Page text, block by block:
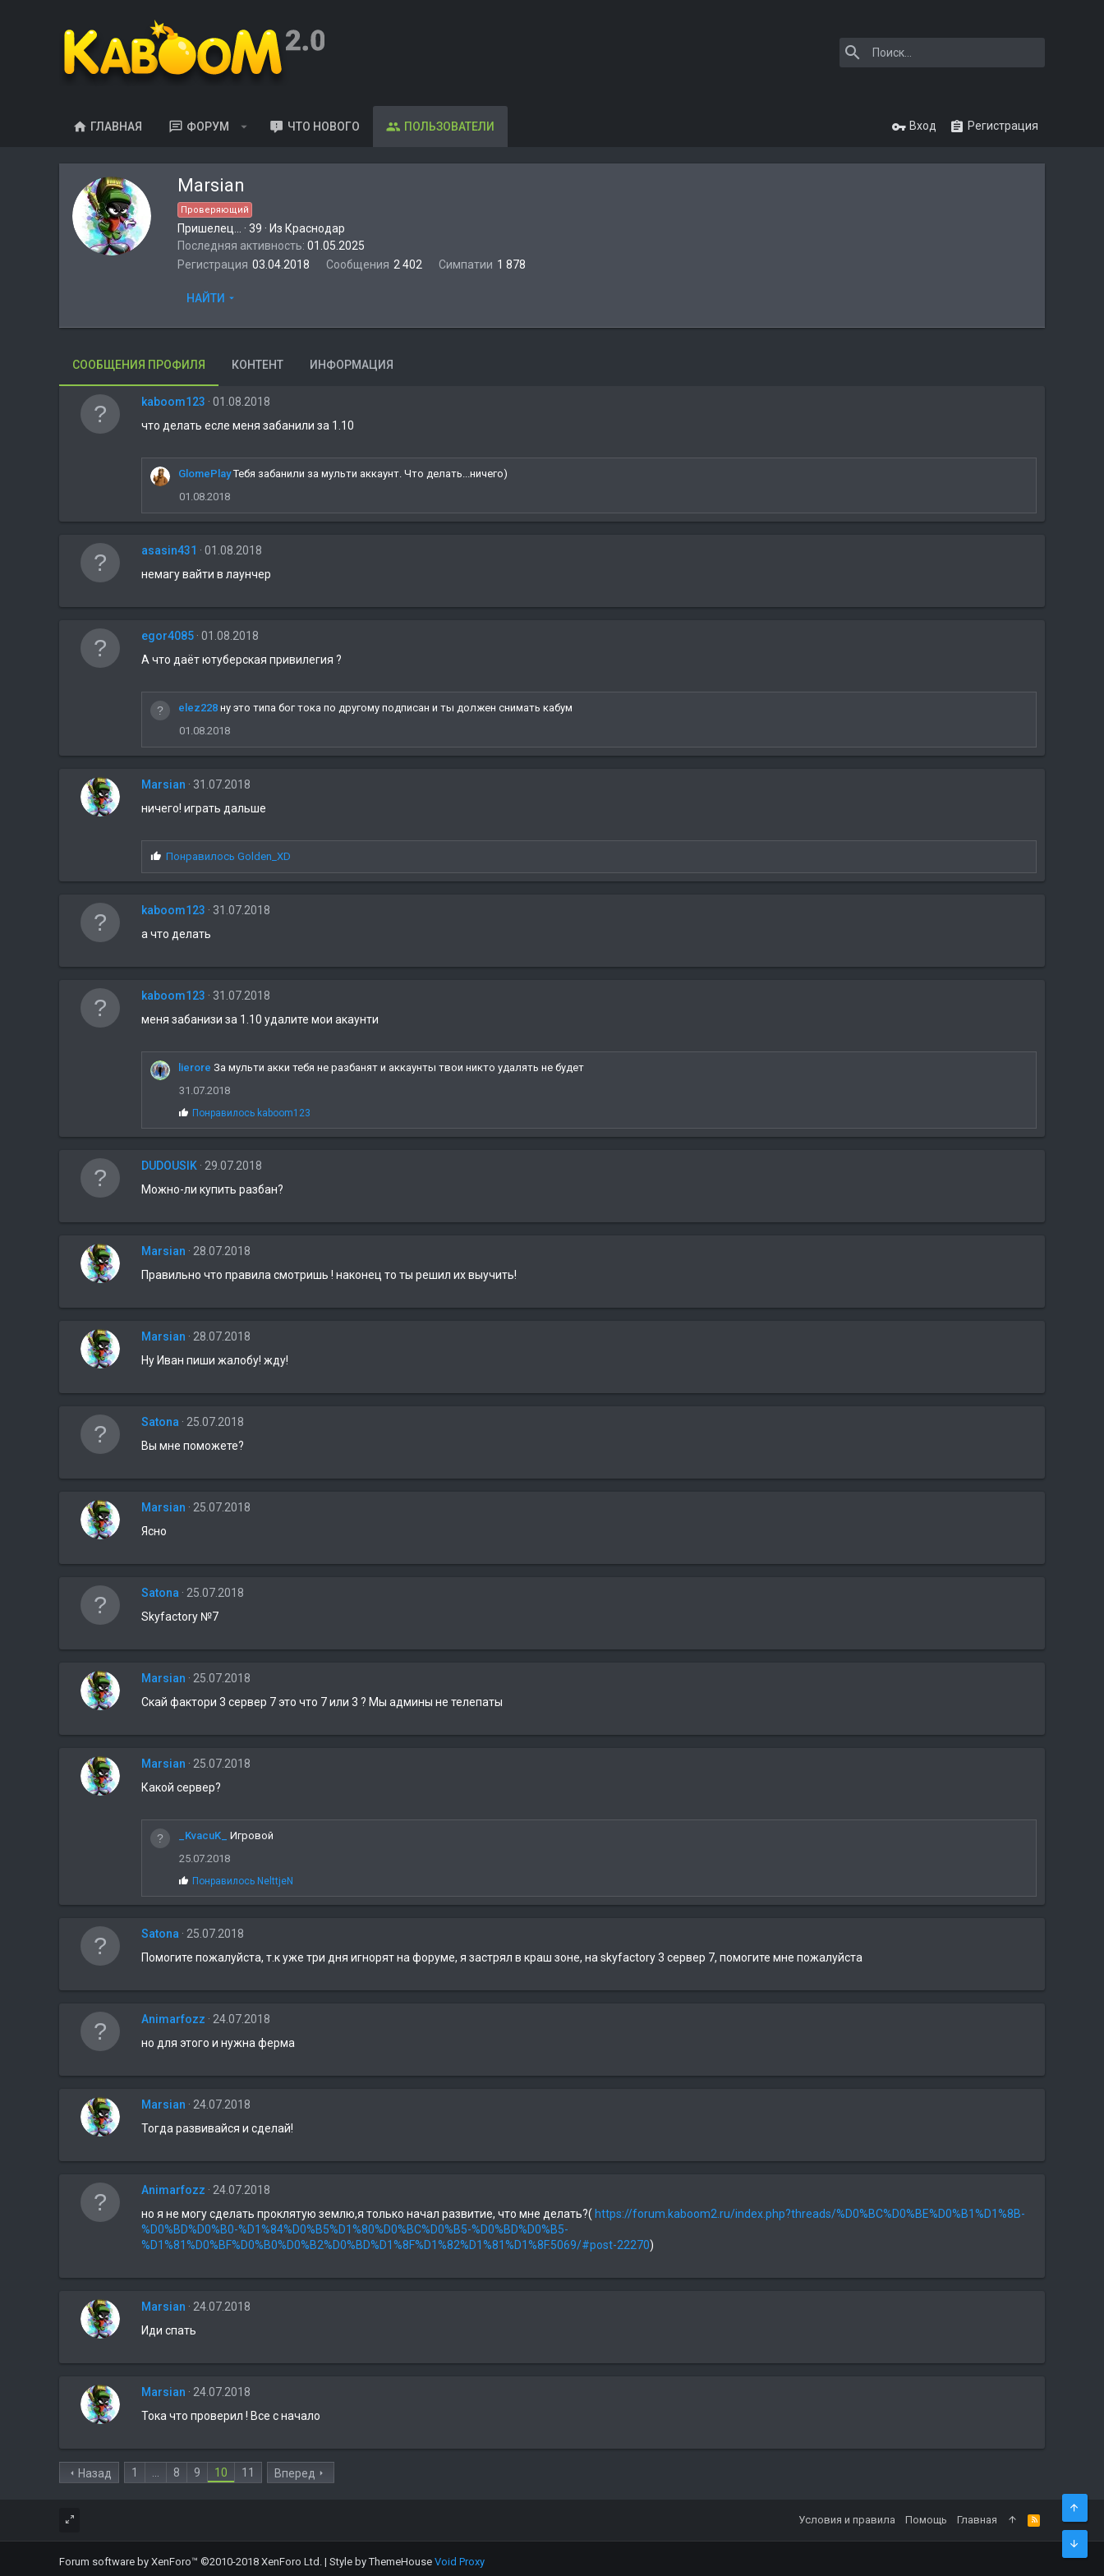
ГЛАВНАЯ ФОРУМ ЧТО НОВОГО ПОЛЬЗОВАТЕЛИ Вход Регистрация
Marsian
Проверяющий
Пришелец... · 39 · Из Краснодар
Последняя активность 01.05.2025
Регистрация 03.04.2018 Сообщения 2 402 Симпатии 1 878
НАЙТИ
СООБЩЕНИЯ ПРОФИЛЯ КОНТЕНТ ИНФОРМАЦИЯ
kaboom123
01.08.2018
что делать есле меня забанили за 1.10
GlomePlay Тебя забанили за мульти аккаунт. Что делать...ничего)
01.08.2018
asasin431
01.08.2018
немагу вайти в лаунчер
egor4085 01.08.2018
А что даёт ютуберская привилегия ?
elez228 ну это типа бог тока по другому подписан и ты должен снимать кабум
01.08.2018
Marsian
31.07.2018
ничего! играть дальше
С
и
м
а
т
Понравилось Golden_XD
kaboom123
31.07.2018
а что делать
kaboom123
31.07.2018
меня забанизи за 1.10 удалите мои акаунти
lierore За мульти акки тебя не разбанят и аккаунты твои никто удалять не будет
31.07.2018
С
и
м
а
и
Понравилось kaboom123
DUDOUSIK 29.07.2018
Можно-ли купить разбан?
Marsian
28.07.2018
Правильно что правила смотришь ! наконец то ты решил их выучить!
Marsian
28.07.2018
Ну Иван пиши жалобу! жду!
Satona 25.07.2018
Вы мне поможете?
Marsian
25.07.2018
Ясно
Satona 25.07.2018
Skyfactory №7
Marsian
25.07.2018
Скай фактори 3 сервер 7 это что 7 или 3 ? Мы админы не телепаты
Marsian
25.07.2018
Какой сервер?
_KvacuK_
Игровой
25.07.2018
С
и
м
а
и
Понравилось NelttjeN
Satona 25.07.2018
Помогите пожалуйста, т.к уже три дня игнорят на форуме, я застрял в краш зоне, на skyfactory 3 сервер 7, помогите мне пожалуйста
Animarfozz
24.07.2018
но для этого и нужна ферма
Marsian
24.07.2018
Тогда развивайся и сделай!
Animarfozz
24.07.2018
но я не могу сделать проклятую землю,я только начал развитие, что мне делать?( https://forum.kaboom2.ru/index.php?threads/%D0%BC%D0%BE%D0%B1%D1%8B-
%D0%BD%D0%B0-%D1%84%D0%B5%D1%80%D0%BC%D0%B5-%D0%BD%D0%B5-
%D1%81%D0%BF%D0%B0%D0%B2%D0%BD%D1%8F%D1%82%D1%81%D1%8F.5069/#post-22270)
Marsian
24.07.2018
Иди спать
Marsian
24.07.2018
Тока что проверил ! Все с начало
Назад 1 ... 8 9 10 11 Вперед
Условия и правила Помощь Главная
Forum software by XenForo™ ©2010-2018 XenForo Ltd. | Style by ThemeHouse Void Proxy